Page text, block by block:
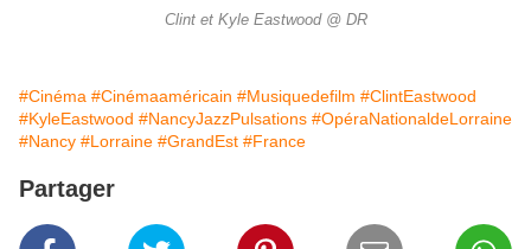
Clint et Kyle Eastwood @ DR
#Cinéma #Cinémaaméricain #Musiquedefilm #ClintEastwood
#KyleEastwood #NancyJazzPulsations #OpéraNationaldeLorraine
#Nancy #Lorraine #GrandEst #France
Partager